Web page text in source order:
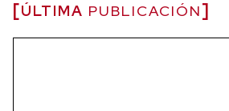
ÚLTIMA PUBLICACIÓN